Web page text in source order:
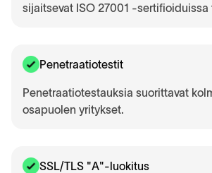
sijaitsevat ISO 27001 -sertifioiduissa
Penetraatiotestit
Penetraatiotestauksia suorittavat
osapuolen yritykset.
SSL/TLS "A"-luokitus